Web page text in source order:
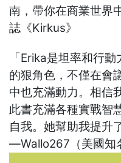
南，帶你在商業世界
誌《Kirkus》
「Erika是坦率和行
的狠角色，不僅在會
中也充滿動力。相信
此書充滿各種實戰智
自我。她幫助我提升
—Wallo267（美國知